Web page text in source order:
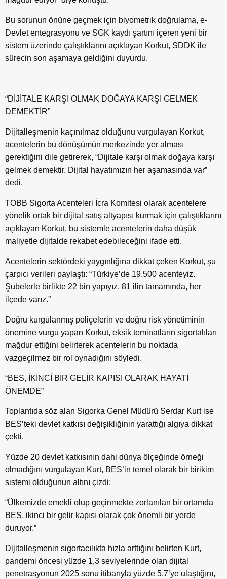
Bu sorunun önüne geçmek için biyometrik doğrulama, e-
Devlet entegrasyonu ve SGK kaydı şartını içeren yeni bir
sistem üzerinde çalıştıklarını açıklayan Korkut, SDDK ile
sürecin son aşamaya geldiğini duyurdu.
“DİJİTALE KARŞI OLMAK DOĞAYA KARŞI GELMEK
DEMEKTİR”
Dijitalleşmenin kaçınılmaz olduğunu vurgulayan Korkut,
acentelerin bu dönüşümün merkezinde yer alması
gerektiğini dile getirerek, “Dijitale karşı olmak doğaya karşı
gelmek demektir. Dijital hayatımızın her aşamasında var”
dedi.
TOBB Sigorta Acenteleri İcra Komitesi olarak acentelere
yönelik ortak bir dijital satış altyapısı kurmak için çalıştıklarını
açıklayan Korkut, bu sistemle acentelerin daha düşük
maliyetle dijitalde rekabet edebileceğini ifade etti.
Acentelerin sektördeki yaygınlığına dikkat çeken Korkut, şu
çarpıcı verileri paylaştı: “Türkiye’de 19.500 acenteyiz.
Şubelerle birlikte 22 bin yapıyız. 81 ilin tamamında, her
ilçede varız.”
Doğru kurgulanmış poliçelerin ve doğru risk yönetiminin
önemine vurgu yapan Korkut, eksik teminatların sigortalıları
mağdur ettiğini belirterek acentelerin bu noktada
vazgeçilmez bir rol oynadığını söyledi.
“BES, İKİNCİ BİR GELİR KAPISI OLARAK HAYATİ
ÖNEMDE”
Toplantıda söz alan Sigorka Genel Müdürü Serdar Kurt ise
BES’teki devlet katkısı değişikliğinin yarattığı algıya dikkat
çekti.
Yüzde 20 devlet katkısının dahi dünya ölçeğinde örneği
olmadığını vurgulayan Kurt, BES’in temel olarak bir birikim
sistemi olduğunun altını çizdi:
“Ülkemizde emekli olup geçinmekte zorlanılan bir ortamda
BES, ikinci bir gelir kapısı olarak çok önemli bir yerde
duruyor.”
Dijitalleşmenin sigortacılıkta hızla arttığını belirten Kurt,
pandemi öncesi yüzde 1,3 seviyelerinde olan dijital
penetrasyonun 2025 sonu itibarıyla yüzde 5,7’ye ulaştığını,